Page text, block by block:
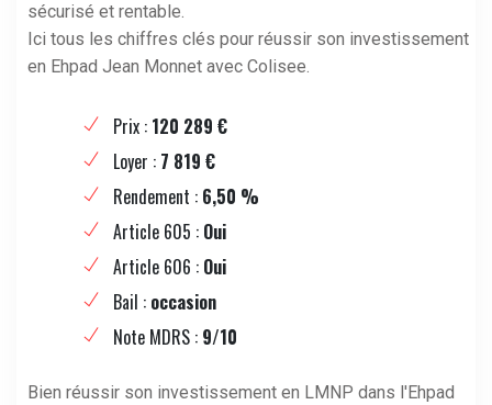
sécurisé et rentable.
Ici tous les chiffres clés pour réussir son investissement
en Ehpad Jean Monnet avec Colisee.
Prix : 120 289 €
Loyer : 7 819 €
Rendement : 6,50 %
Article 605 : Oui
Article 606 : Oui
Bail : occasion
Note MDRS : 9/10
Bien réussir son investissement en LMNP dans l'Ehpad